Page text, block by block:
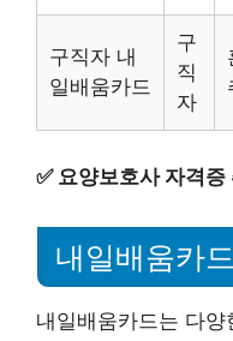
구직자 내
일배움카드
구
직
자
✅ 요양보호사 자격
내일배움카
내일배움카드는 다